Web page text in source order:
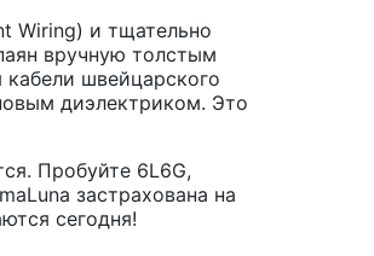
Wiring) и тщательно
вручную толстым
швейцарского
диэлектриком. Это
Пробуйте 6L6G,
застрахована на
сегодня!